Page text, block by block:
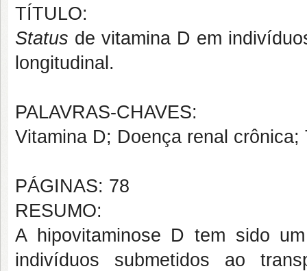
TÍTULO:
Status de vitamina D em
longitudinal.
PALAVRAS-CHAVES:
Vitamina D; Doença renal
PÁGINAS: 78
RESUMO:
A hipovitaminose D tem sido
indivíduos submetidos ao